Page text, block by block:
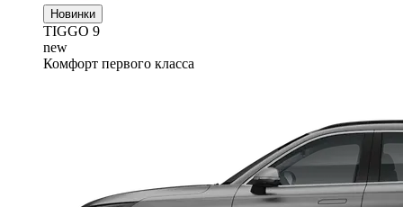
Новинки
TIGGO 9
new
Комфорт первого класса